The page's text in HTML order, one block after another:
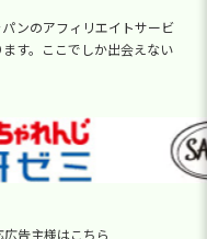
ンのアフィリエイトサービ
す。 ここでしか出会えない
広告主様はこちら